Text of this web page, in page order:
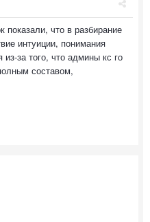
что в разбирание
интуиции, понимания
за того, что админы кс го
составом,